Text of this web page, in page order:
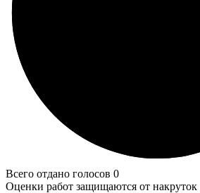
Всего отдано голосов 0
Оценки работ защищаются от